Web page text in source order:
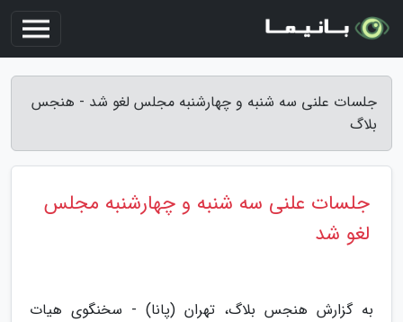
جلسات علنی سه شنبه و چهارشنبه مجلس لغو شد - هنجس
بلاگ
جلسات علنی سه شنبه و چهارشنبه مجلس
لغو شد
به گزارش هنجس بلاگ، تهران (پانا) - سخنگوی هیات